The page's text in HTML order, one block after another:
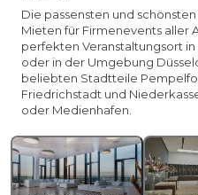
Die passensten und
Mieten für Firmenevents aller
perfekten Veranstaltungsort
oder in der Umgebung
beliebten Stadtteile
Friedrichstadt und
oder Medienhafen.